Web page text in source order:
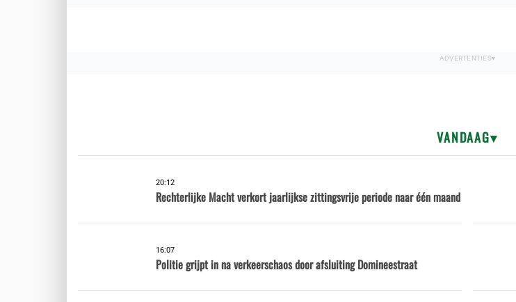
VANDAAG
20:12
Rechterlijke Macht verkort jaarlijkse zittingsvrije periode naar één maand
16:07
Politie grijpt in na verkeerschaos door afsluiting Domineestraat